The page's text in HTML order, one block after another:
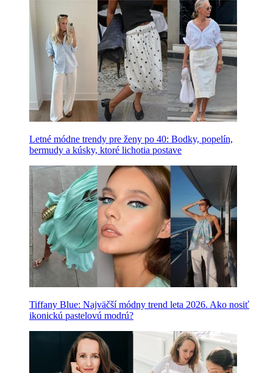
Letné módne trendy pre ženy po 40: Bodky, popelín,
bermudy a kúsky, ktoré lichotia postave
Tiffany Blue: Najväčší módny trend leta 2026. Ako nosiť
ikonickú pastelovú modrú?